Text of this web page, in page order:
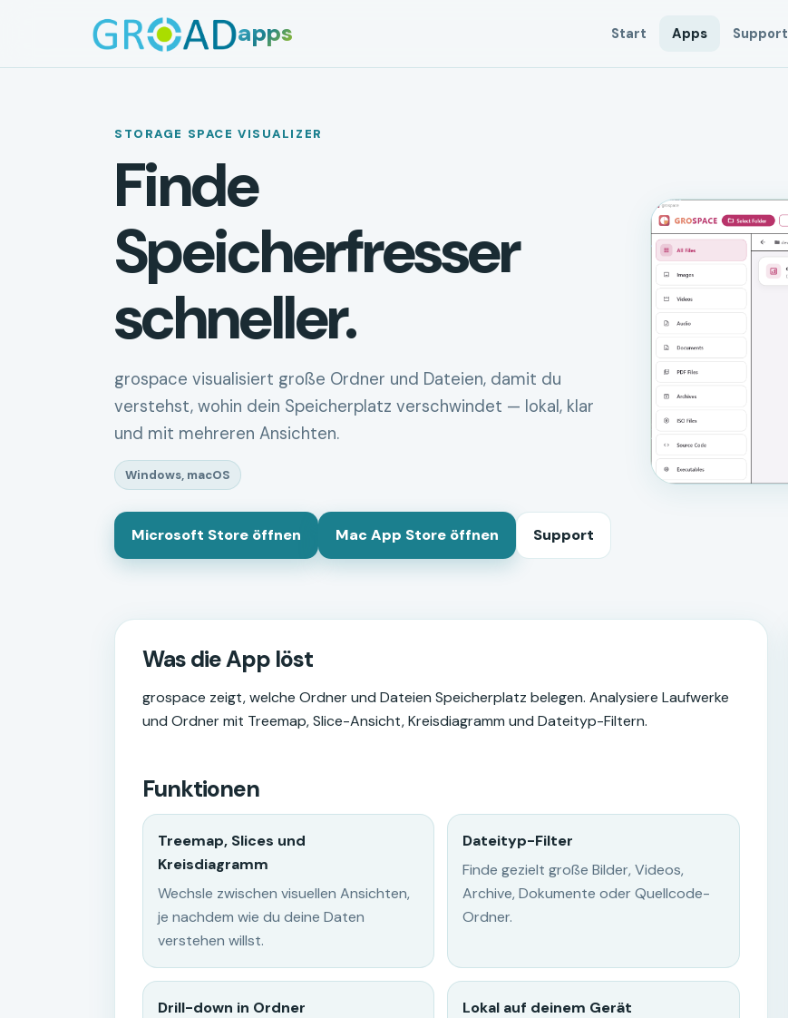
apps Start Apps Support
STORAGE SPACE VISUALIZER
Finde
Speicherfresser
schneller.
grospace visualisiert große Ordner und Dateien, damit du
verstehst, wohin dein Speicherplatz verschwindet — lokal, klar
und mit mehreren Ansichten.
Windows, macOS
Microsoft Store öffnen Mac App Store öffnen Support
Was die App löst
grospace zeigt, welche Ordner und Dateien Speicherplatz belegen. Analysiere Laufwerke
und Ordner mit Treemap, Slice-Ansicht, Kreisdiagramm und Dateityp-Filtern.
Funktionen
Treemap, Slices und
Kreisdiagramm
Wechsle zwischen visuellen Ansichten,
je nachdem wie du deine Daten
verstehen willst.
Dateityp-Filter
Finde gezielt große Bilder, Videos,
Archive, Dokumente oder Quellcode-
Ordner.
Drill-down in Ordner
Lokal auf deinem Gerät